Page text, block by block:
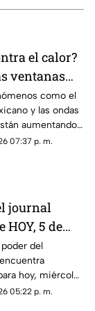
el calor?
ventanas
aluminio,
la ciencia
como el
y las ondas
aumentando
en todo el
07:37 p. m.
journal
HOY, 5 de
Utiliza
escribir
y
sobre tu día
del
hoy, miércoles
2026. Un
05:22 p. m.